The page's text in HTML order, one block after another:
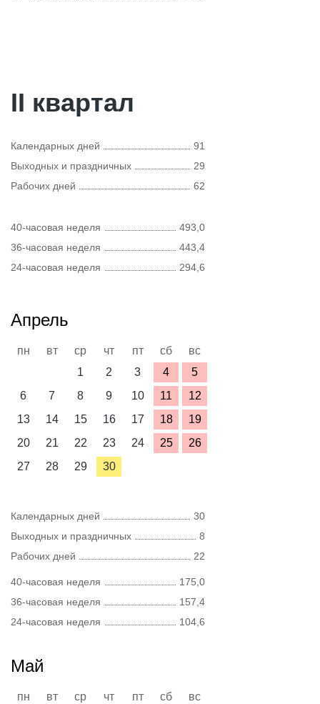
II квартал
Календарных дней
91
Выходных и праздничных
29
Рабочих дней
62
40-часовая неделя
493,0
36-часовая неделя
443,4
24-часовая неделя
294,6
Апрель
пн вт ср чт пт сб
вс
1
2 3 4
5
6
7 8 9 10 11
12
13
14 15 16 17 18
19
20
21 22 23 24 25
26
27
28 29 30
Календарных дней
30
Выходных и праздничных
8
Рабочих дней
22
40-часовая неделя
175,0
36-часовая неделя
157,4
24-часовая неделя
104,6
Май
пн вт ср чт пт сб
вс